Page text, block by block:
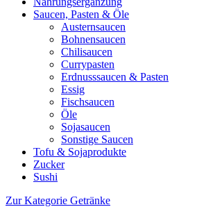
Saucen, Pasten & Öle
Austernsaucen
Bohnensaucen
Chilisaucen
Currypasten
Erdnusssaucen & Pasten
Essig
Fischsaucen
Öle
Sojasaucen
Sonstige Saucen
Tofu & Sojaprodukte
Zucker
Sushi
Zur Kategorie Getränke